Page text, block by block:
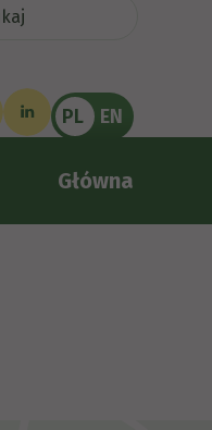
PL EN
Główna